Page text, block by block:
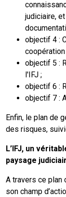
judiciaire,
objectif 4 :
objectif 5 :
l'IFJ ;
objectif 6 :
objectif 7 :
Enfin, le plan de
des risques,
L’IFJ, un
paysage
A travers ce plan
son champ